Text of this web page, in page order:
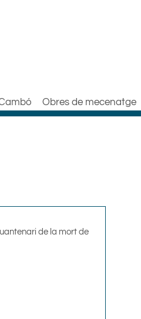
Obres de mecenatge
de la mort de